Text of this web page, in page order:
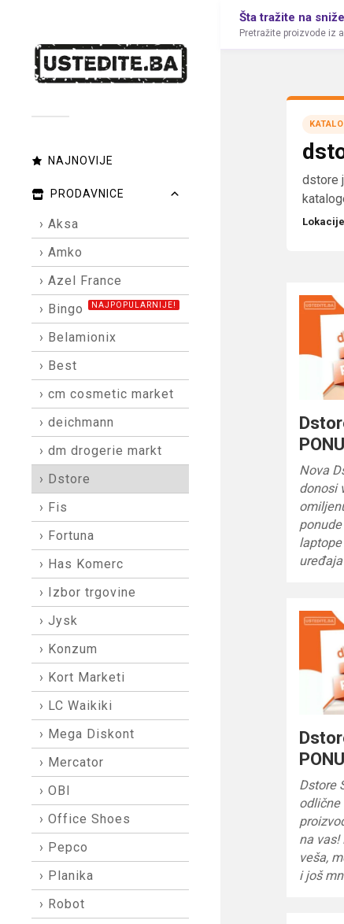
NAJNOVIJE
PRODAVNICE
› Aksa
› Amko
› Azel France
› Bingo
NAJPOPULARNIJE!
› Belamionix
› Best
› cm cosmetic market
› deichmann
› dm drogerie markt
› Dstore
› Fis
› Fortuna
› Has Komerc
› Izbor trgovine
› Jysk
› Konzum
› Kort Marketi
› LC Waikiki
› Mega Diskont
› Mercator
› OBI
› Office Shoes
› Pepco
› Planika
› Robot
Šta tražite na
Pretražite proizvode iz
dstore
Lokacije
Nova
donosi
Dstore
odlične
na vas!
veša,
i još